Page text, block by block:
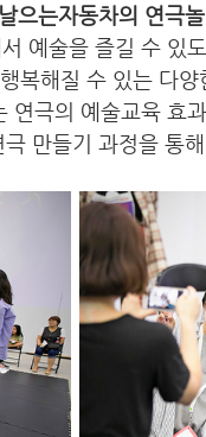
으는자동차의 연극놀
예술을 즐길 수 있
복해질 수 있는 다양
극의 예술교육 효
만들기 과정을 통